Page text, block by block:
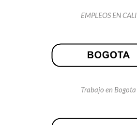
EMPLEOS EN CALI
Trabajo en Bogota